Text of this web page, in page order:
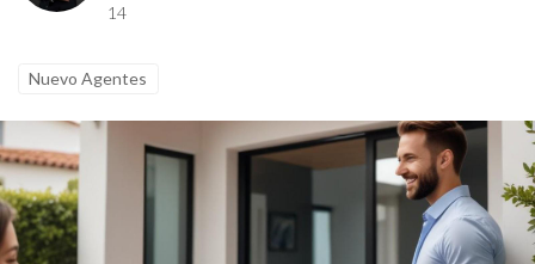
14
Nuevo Agentes